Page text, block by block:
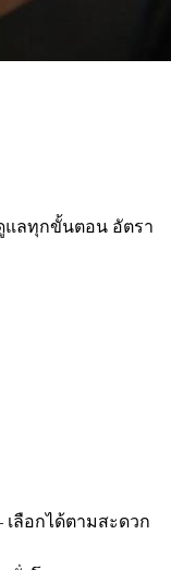
แลทุกขั้นตอน อัตรา
ลือกได้ตามสะดวก